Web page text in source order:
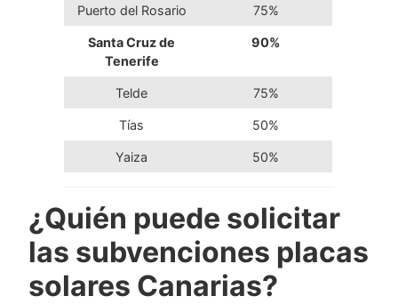
Puerto del Rosario 75%
Santa Cruz de
Tenerife
90%
Telde 75%
Tías 50%
Yaiza 50%
¿Quién puede solicitar
las subvenciones placas
solares Canarias?